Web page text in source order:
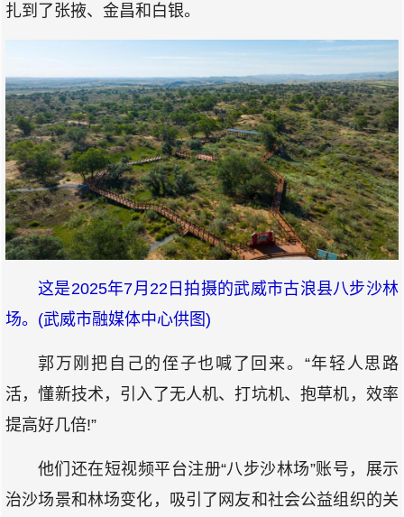
扎到了张掖、金昌和白银。
这是2025年7月22日拍摄的武威市古浪县八步沙林
场。(武威市融媒体中心供图)
郭万刚把自己的侄子也喊了回来。“年轻人思路
活，懂新技术，引入了无人机、打坑机、抱草机，效率
提高好几倍!”
他们还在短视频平台注册“八步沙林场”账号，展示
治沙场景和林场变化，吸引了网友和社会公益组织的关